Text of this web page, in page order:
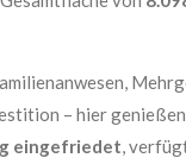
– hier
eingefriedet,